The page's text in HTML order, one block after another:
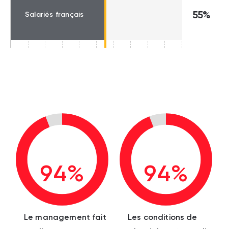
Salariés français 55%
94%
Le management fait
94%
Les conditions de